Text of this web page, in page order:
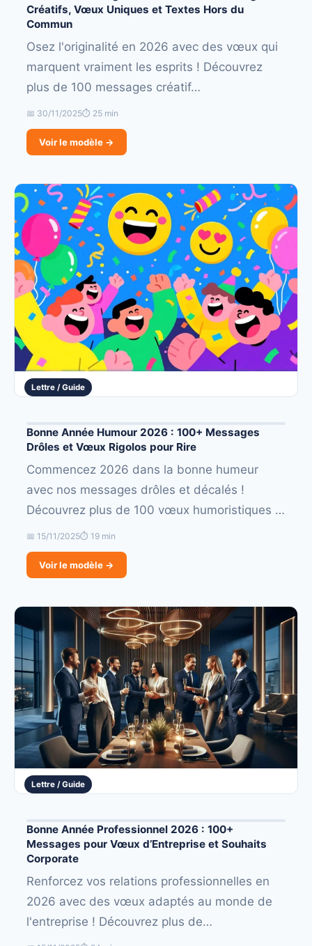
Créatifs, Vœux Uniques et Textes Hors du
Commun
Osez l'originalité en 2026 avec des vœux qui
marquent vraiment les esprits ! Découvrez
plus de 100 messages créatif…
📅 30/11/2025⏱ 25 min
Voir le modèle →
Lettre / Guide
Bonne Année Humour 2026 : 100+ Messages
Drôles et Vœux Rigolos pour Rire
Commencez 2026 dans la bonne humeur
avec nos messages drôles et décalés !
Découvrez plus de 100 vœux humoristiques …
📅 15/11/2025⏱ 19 min
Voir le modèle →
Lettre / Guide
Bonne Année Professionnel 2026 : 100+
Messages pour Vœux d’Entreprise et Souhaits
Corporate
Renforcez vos relations professionnelles en
2026 avec des vœux adaptés au monde de
l'entreprise ! Découvrez plus de…